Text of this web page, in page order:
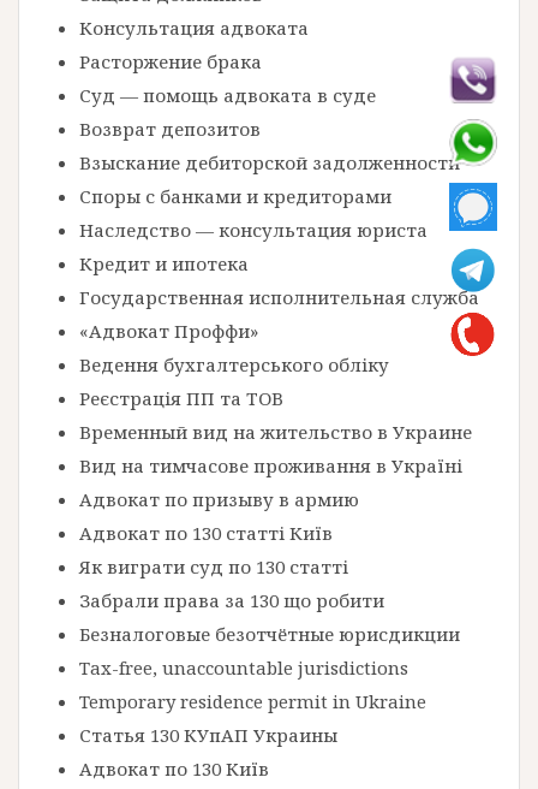
Консультация адвоката
Расторжение брака
Суд — помощь адвоката в суде
Возврат депозитов
Взыскание дебиторской задолженности
Споры с банками и кредиторами
Наследство — консультация юриста
Кредит и ипотека
Государственная исполнительная служба
«Адвокат Проффи»
Ведення бухгалтерського обліку
Реєстрація ПП та ТОВ
Временный вид на жительство в Украине
Вид на тимчасове проживання в Україні
Адвокат по призыву в армию
Адвокат по 130 статті Київ
Як виграти суд по 130 статті
Забрали права за 130 що робити
Безналоговые безотчётные юрисдикции
Tax-free, unaccountable jurisdictions
Temporary residence permit in Ukraine
Статья 130 КУпАП Украины
Адвокат по 130 Київ